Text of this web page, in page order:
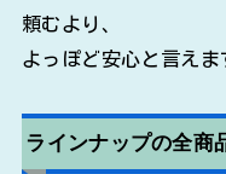
頼むより、
よっぽど安心と言えま
ラインナップの全商